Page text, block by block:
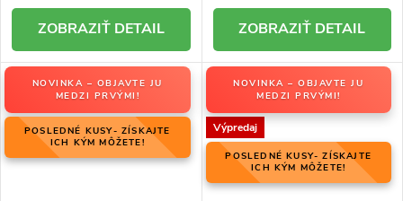
DETAIL DETAIL
NOVINKA – OBJAVTE JU
MEDZI PRVÝMI!
POSLEDNÉ KUSY- ZÍSKAJTE
ICH KÝM MÔŽETE!
NOVINKA – OBJAVTE JU
MEDZI PRVÝMI!
Výpredaj
POSLEDNÉ KUSY- ZÍSKAJTE
ICH KÝM MÔŽETE!